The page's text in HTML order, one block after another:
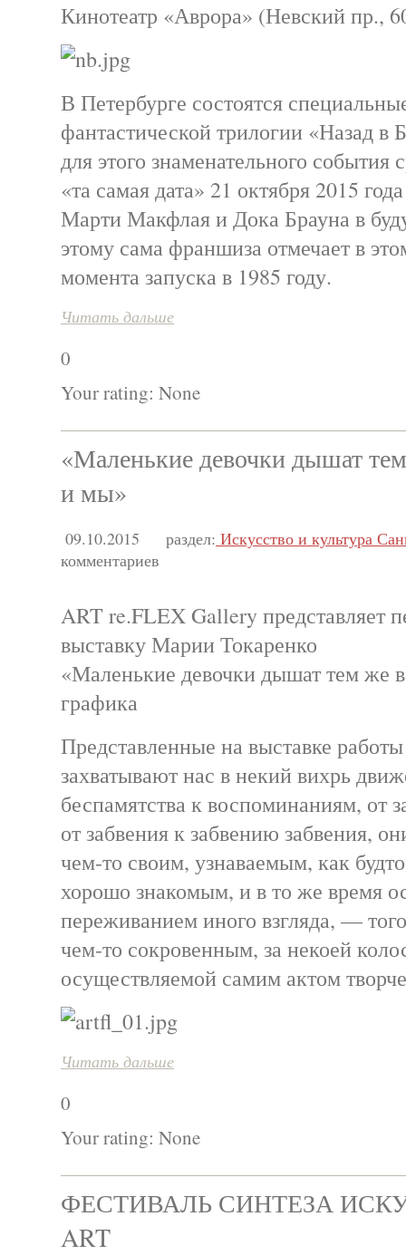
Кинотеатр «Аврора» (Невский пр.,
В Петербурге состоятся
фантастической трилогии «Назад в
для этого знаменательного события
«та самая дата» 21 октября 2015
Марти Макфлая и Дока Брауна в
этому сама франшиза отмечает в
момента запуска в 1985 году.
Читать дальше
0
Your rating: None
«Маленькие девочки дышат
и мы»
09.10.2015 раздел: Искусство и культура
комментариев
ART re.FLEX Gallery представляет
выставку Марии Токаренко
«Маленькие девочки дышат тем же
графика
Представленные на выставке
захватывают нас в некий вихрь
беспамятства к воспоминаниям, от
от забвения к забвению забвения,
чем-то своим, узнаваемым, как
хорошо знакомым, и в то же время
переживанием иного взгляда, —
чем-то сокровенным, за некоей
осуществляемой самим актом
Читать дальше
0
Your rating: None
ФЕСТИВАЛЬ СИНТЕЗА
ART